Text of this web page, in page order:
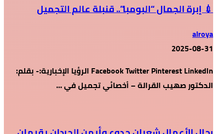
💉 إبرة الجمال “البومبا”.. قنبلة عالم التجميل
alroya
2025-08-31
Facebook Twitter Pinterest LinkedIn الرؤيا الإخبارية:- بقلم:
الدكتور صهيب القرالة – أخصائي تجميل في …